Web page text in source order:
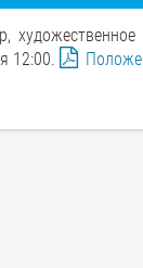
художественное
12:00.